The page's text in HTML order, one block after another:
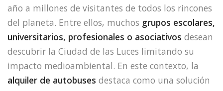
año a millones de visitantes de todos los rincones
del planeta. Entre ellos, muchos grupos escolares,
universitarios, profesionales o asociativos desean
descubrir la Ciudad de las Luces limitando su
impacto medioambiental. En este contexto, la
alquiler de autobuses destaca como una solución